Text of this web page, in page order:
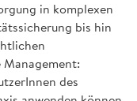
in komplexen
bis hin
Management:
des